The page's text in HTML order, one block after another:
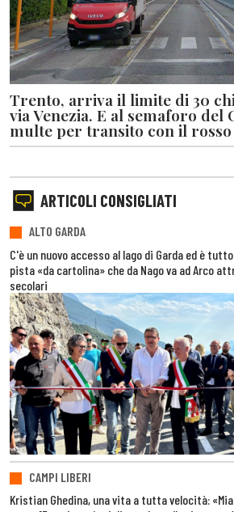
Trento, arriva il limite di 30
via Venezia. E al semaforo del
multe per transito con il rosso
ARTICOLI CONSIGLIATI
ALTO GARDA
C'è un nuovo accesso al lago di Garda ed è
pista «da cartolina» che da Nago va ad Arco
secolari
CAMPI LIBERI
Kristian Ghedina, una vita a tutta velocità: «Mia